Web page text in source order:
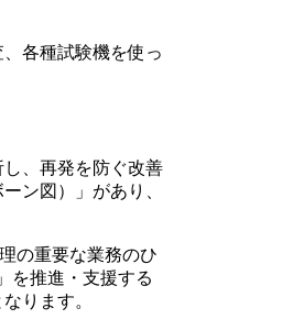
各種試験機を使っ
、再発を防ぐ改善
ン図）」があり、
の重要な業務のひ
を推進・支援する
なります。